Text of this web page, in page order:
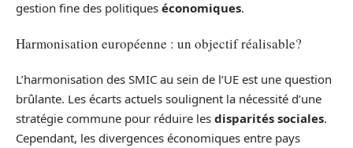
gestion fine des politiques économiques.
Harmonisation européenne : un objectif réalisable?
L’harmonisation des SMIC au sein de l’UE est une question
brûlante. Les écarts actuels soulignent la nécessité d’une
stratégie commune pour réduire les disparités sociales.
Cependant, les divergences économiques entre pays